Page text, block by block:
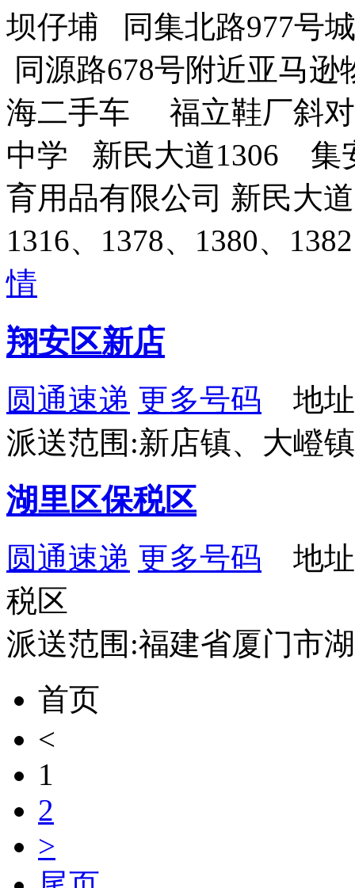
坝仔埔 同集北路977号
同源路678号附近亚马
海二手车 福立鞋厂斜对
中学 新民大道1306 集
育用品有限公司 新民大
1316、1378、1380、
情
翔安区新店
圆通速递 更多号码 地址
派送范围:新店镇、大嶝
湖里区保税区
圆通速递 更多号码 地址
税区
派送范围:福建省厦门市
首页
<
1
2
>